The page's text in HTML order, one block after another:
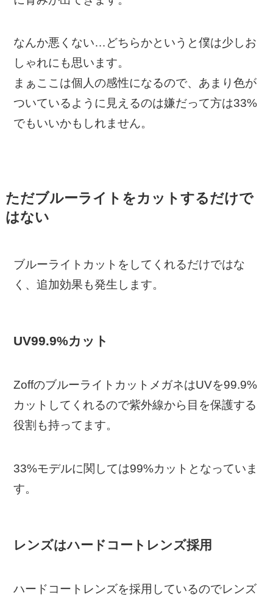
なんか悪くない…どちらかというと僕は少しお
しゃれにも思います。
まぁここは個人の感性になるので、あまり色が
ついているように見えるのは嫌だって方は33%
でもいいかもしれません。
ただブルーライトをカットするだけで
はない
ブルーライトカットをしてくれるだけではな
く、追加効果も発生します。
UV99.9%カット
ZoffのブルーライトカットメガネはUVを99.9%
カットしてくれるので紫外線から目を保護する
役割も持ってます。
33%モデルに関しては99%カットとなっていま
す。
レンズはハードコートレンズ採用
ハードコートレンズを採用しているのでレンズ